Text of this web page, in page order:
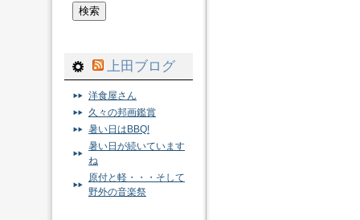
上田ブログ
洋食屋さん
久々の邦画鑑賞
暑い日はBBQ!
暑い日が続いています
ね
原付と軽・・・そして
野外の音楽祭